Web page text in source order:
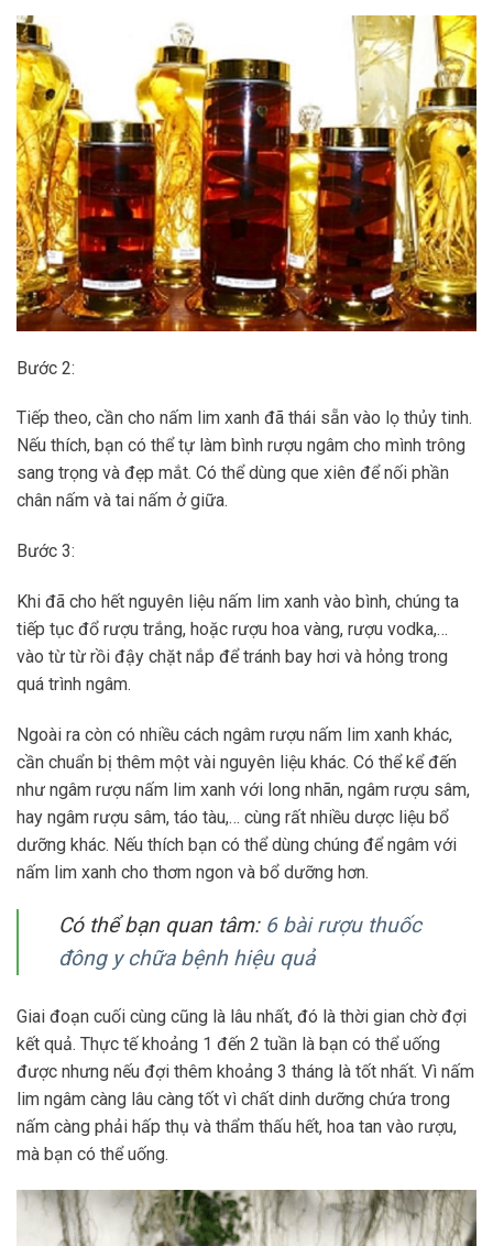
Bước 2:
Tiếp theo, cần cho nấm lim xanh đã thái sẵn vào lọ thủy tinh.
Nếu thích, bạn có thể tự làm bình rượu ngâm cho mình trông
sang trọng và đẹp mắt. Có thể dùng que xiên để nối phần
chân nấm và tai nấm ở giữa.
Bước 3:
Khi đã cho hết nguyên liệu nấm lim xanh vào bình, chúng ta
tiếp tục đổ rượu trắng, hoặc rượu hoa vàng, rượu vodka,…
vào từ từ rồi đậy chặt nắp để tránh bay hơi và hỏng trong
quá trình ngâm.
Ngoài ra còn có nhiều cách ngâm rượu nấm lim xanh khác,
cần chuẩn bị thêm một vài nguyên liệu khác. Có thể kể đến
như ngâm rượu nấm lim xanh với long nhãn, ngâm rượu sâm,
hay ngâm rượu sâm, táo tàu,… cùng rất nhiều dược liệu bổ
dưỡng khác. Nếu thích bạn có thể dùng chúng để ngâm với
nấm lim xanh cho thơm ngon và bổ dưỡng hơn.
Có thể bạn quan tâm: 6 bài rượu thuốc
đông y chữa bệnh hiệu quả
Giai đoạn cuối cùng cũng là lâu nhất, đó là thời gian chờ đợi
kết quả. Thực tế khoảng 1 đến 2 tuần là bạn có thể uống
được nhưng nếu đợi thêm khoảng 3 tháng là tốt nhất. Vì nấm
lim ngâm càng lâu càng tốt vì chất dinh dưỡng chứa trong
nấm càng phải hấp thụ và thẩm thấu hết, hoa tan vào rượu,
mà bạn có thể uống.